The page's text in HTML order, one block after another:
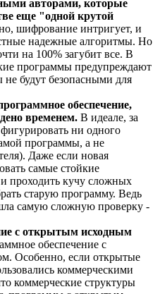
авторами, которые
еще "одной крутой
шифрование интригует, и
надежные алгоритмы. Но
на 100% загубит все. В
программы предупреждают
будут безопасными для
обеспечение,
временем. В идеале, за
ни одного
программы, а не
Даже если новая
самые стойкие
проходить кучу сложных
старую программу. Ведь
самую сложную проверку -
с открытым исходным
обеспечение с
Особенно, если открытые
коммерческими
коммерческие структуры